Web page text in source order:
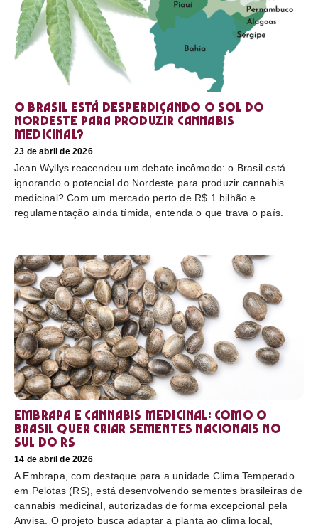
O Brasil está desperdiçando o sol do
nordeste para produzir cannabis
medicinal?
23 de abril de 2026
Jean Wyllys reacendeu um debate incômodo: o Brasil está
ignorando o potencial do Nordeste para produzir cannabis
medicinal? Com um mercado perto de R$ 1 bilhão e
regulamentação ainda tímida, entenda o que trava o país.
Embrapa e cannabis medicinal: como o
Brasil quer criar sementes nacionais no
sul do RS
14 de abril de 2026
A Embrapa, com destaque para a unidade Clima Temperado
em Pelotas (RS), está desenvolvendo sementes brasileiras de
cannabis medicinal, autorizadas de forma excepcional pela
Anvisa. O projeto busca adaptar a planta ao clima local,